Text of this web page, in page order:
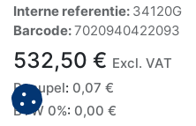
Interne referentie: 34120G
Barcode:7020940422093
532,50 € Excl. VAT
Recupel: 0,07 €
BTW 0%: 0,00 €